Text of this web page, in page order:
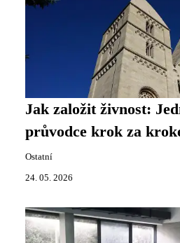
Jak založit živnost:
průvodce krok za
Ostatní
24. 05. 2026